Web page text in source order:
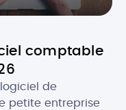
comptable
de
petite entreprise